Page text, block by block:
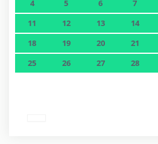
4
5 6 7
11
12 13 14
18
19 20 21
25
26 27 28